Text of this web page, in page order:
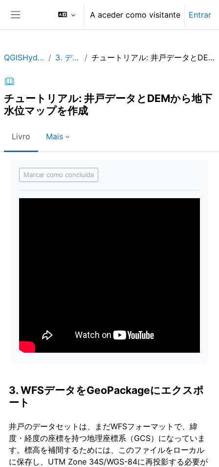
Ir para o conteúdo principal
A aceder como visitante Entrar
QGISHydroGeo_JP 3. データ分析 チュートリアル: 井戸データとDEMから地下水位マップを作成
チュートリアル: 井戸データとDEMから地下
水位マップを作成
Livro Mais
Marcar como concluída
3. WFSデータをGeoPackageにエクスポ
ート
井戸のデータセットは、まだWFSフォーマットで、緯
度・経度の座標を持つ地理座標系（GCS）になっていま
す。標高を補間するためには、このファイルをローカル
に保存し、UTM Zone 34S/WGS-84に再投影する必要が